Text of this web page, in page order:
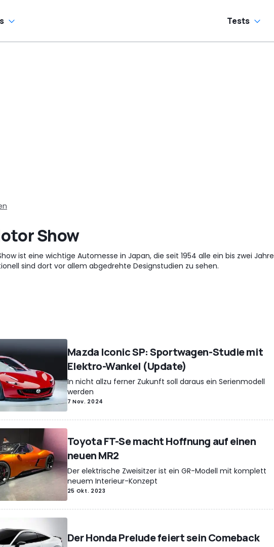
Tests
Show
ist eine wichtige Automesse in Japan, die seit 1954 alle ein bis zwei Jahre
sind dort vor allem abgedrehte Designstudien zu sehen.
Mazda Iconic SP: Sportwagen-Studie mit
Elektro-Wankel (Update)
In nicht allzu ferner Zukunft soll daraus ein Serienmodell
werden
7 Nov. 2024
Toyota FT-Se macht Hoffnung auf einen
neuen MR2
Der elektrische Zweisitzer ist ein GR-Modell mit komplett
neuem Interieur-Konzept
25 Okt. 2023
Der Honda Prelude feiert sein Comeback